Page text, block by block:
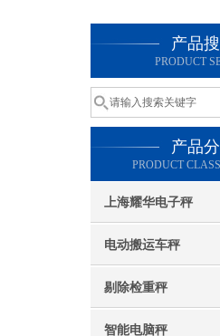
产品
PRODUCT
产品
PRODUCT
上海耀华电子秤
电动搬运车秤
剔除检重秤
智能电脑秤